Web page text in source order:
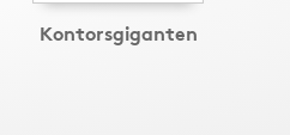
Kontorsgiganten